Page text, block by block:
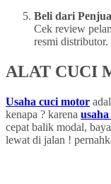
Beli dari
Cek review
resmi distributor.
ALAT CUCI
Usaha cuci motor
kenapa ? karena
cepat balik modal,
lewat di jalan !